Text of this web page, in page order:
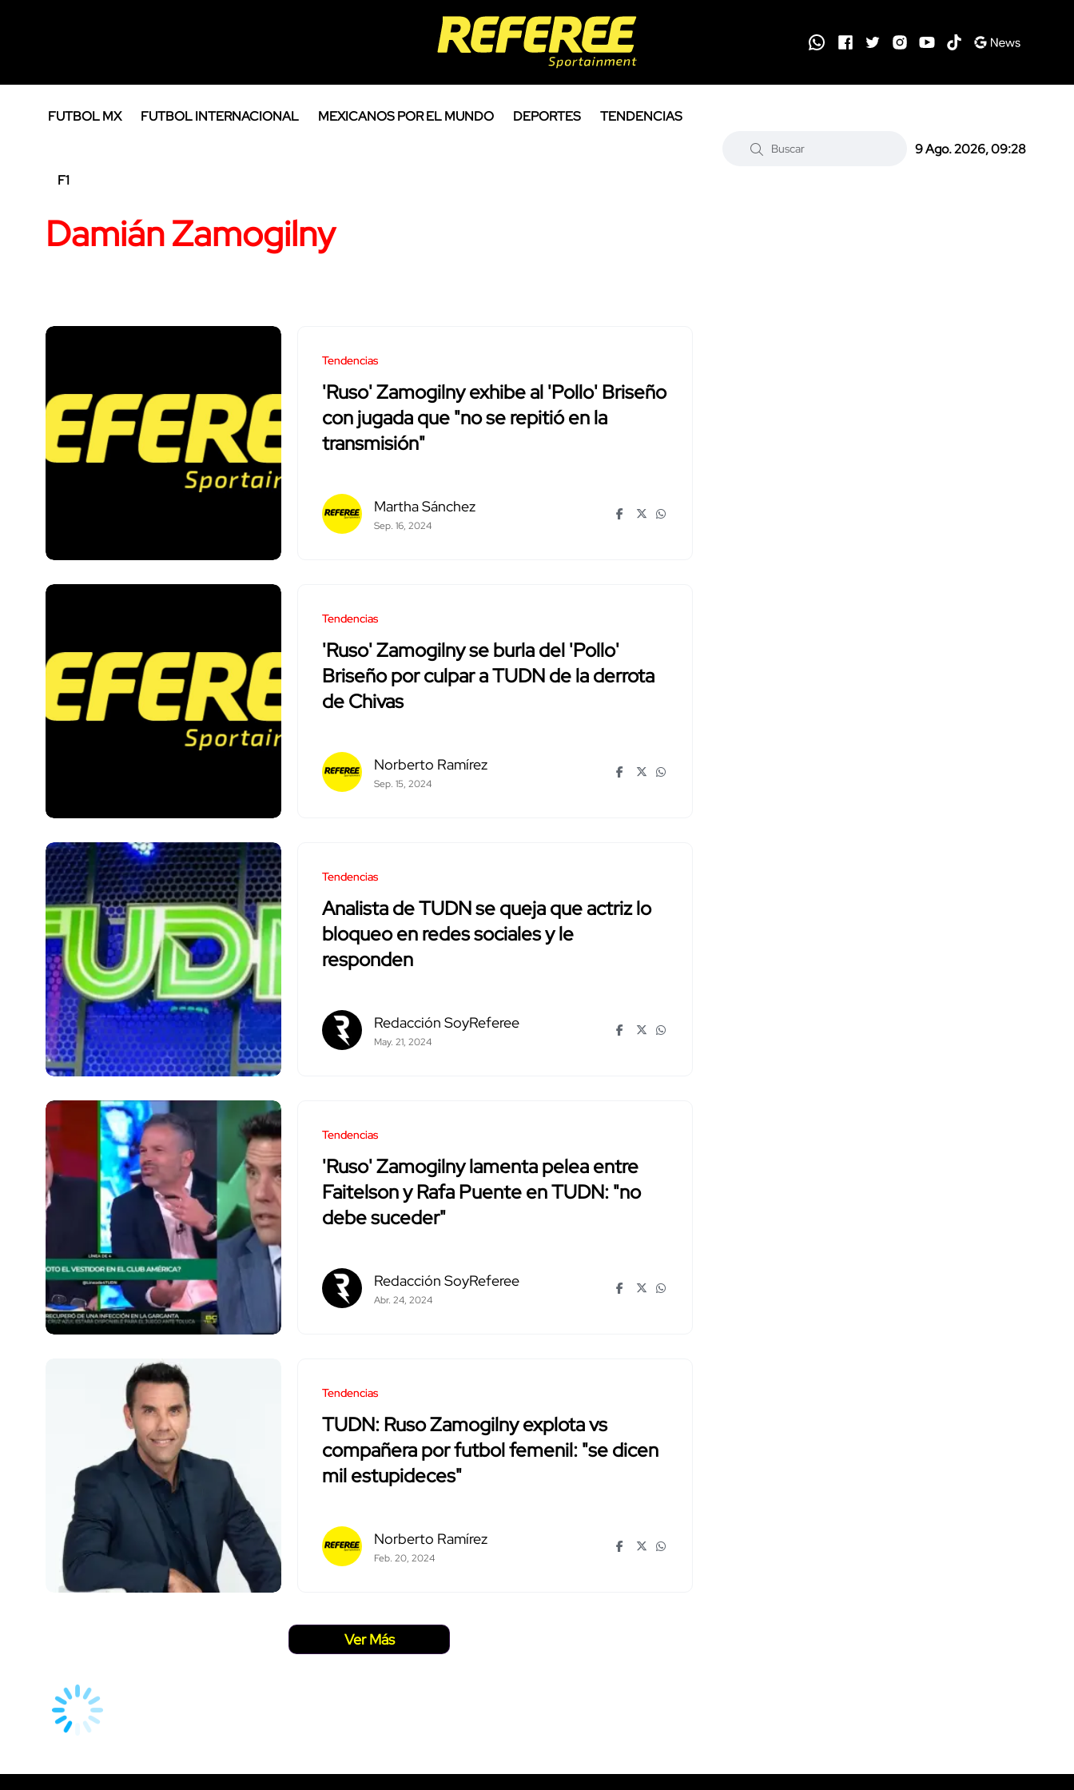
FUTBOL MX FUTBOL INTERNACIONAL MEXICANOS POR EL MUNDO DEPORTES TENDENCIAS
F1
9 Ago. 2026, 09:28
Damián Zamogilny
Tendencias
'Ruso' Zamogilny exhibe al 'Pollo' Briseño
con jugada que "no se repitió en la
transmisión"
Martha Sánchez
Sep. 16, 2024
Tendencias
'Ruso' Zamogilny se burla del 'Pollo'
Briseño por culpar a TUDN de la derrota
de Chivas
Norberto Ramírez
Sep. 15, 2024
Tendencias
Analista de TUDN se queja que actriz lo
bloqueo en redes sociales y le
responden
Redacción SoyReferee
May. 21, 2024
Tendencias
'Ruso' Zamogilny lamenta pelea entre
Faitelson y Rafa Puente en TUDN: "no
debe suceder"
Redacción SoyReferee
Abr. 24, 2024
Tendencias
TUDN: Ruso Zamogilny explota vs
compañera por futbol femenil: "se dicen
mil estupideces"
Norberto Ramírez
Feb. 20, 2024
Ver Más